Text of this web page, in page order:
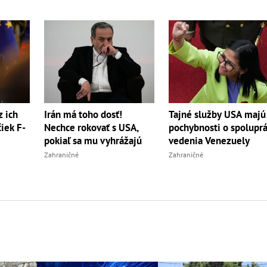
ich
F-
Irán má toho dosť!
Nechce rokovať s USA,
pokiaľ sa mu vyhrážajú
Zahraničné
Tajné služby USA majú
pochybnosti o
vedenia Venezuely
Zahraničné